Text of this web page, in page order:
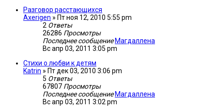
Разговор расстающихся
Axerigen » Пт ноя 12, 2010 5:55 pm
2 Ответы
26286 Просмотры
Последнее сообщение Магдаллена
Вс апр 03, 2011 3:05 pm
Стихи о любви к детям
Katrin » Пт дек 03, 2010 3:06 pm
5 Ответы
67807 Просмотры
Последнее сообщение Магдаллена
Вс апр 03, 2011 3:02 pm